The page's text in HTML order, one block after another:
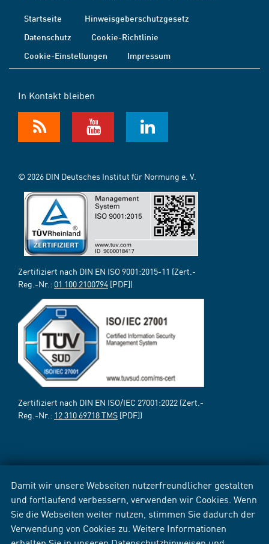
Damit wir unsere Webseiten nutzerfreundlicher gestalten
und fortlaufend verbessern, verwenden wir Cookies. Wenn
Sie die Webseiten weiter nutzen, stimmen Sie dadurch der
Verwendung von Cookies zu. Weitere Informationen
Startseite
Hinweisgeberschutzgesetz
Datenschutz
Cookie-Richtlinie
Cookie-Einstellungen
Impressum
In Kontakt bleiben
© 2026 DIN Deutsches Institut für Normung e. V.
Zertifiziert nach DIN EN ISO 9001:2015-11 (Zert.-
Reg.-Nr.: 01 100 2100794 [PDF])
Zertifiziert nach DIN EN ISO/IEC 27001:2022 (Zert.-
Reg.-Nr.: 12 310 69718 TMS [PDF])